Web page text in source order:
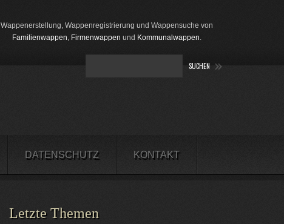
Wappenerstellung, Wappenregistrierung und Wappensuche von
Familienwappen, Firmenwappen und Kommunalwappen.
DATENSCHUTZ KONTAKT
Letzte Themen